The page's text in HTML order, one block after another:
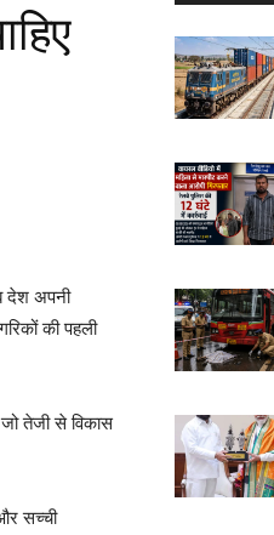
देश अपनी
की पहली
तेजी से विकास
सच्ची